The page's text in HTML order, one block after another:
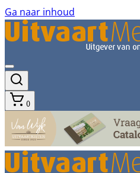
Ga naar inhoud
0